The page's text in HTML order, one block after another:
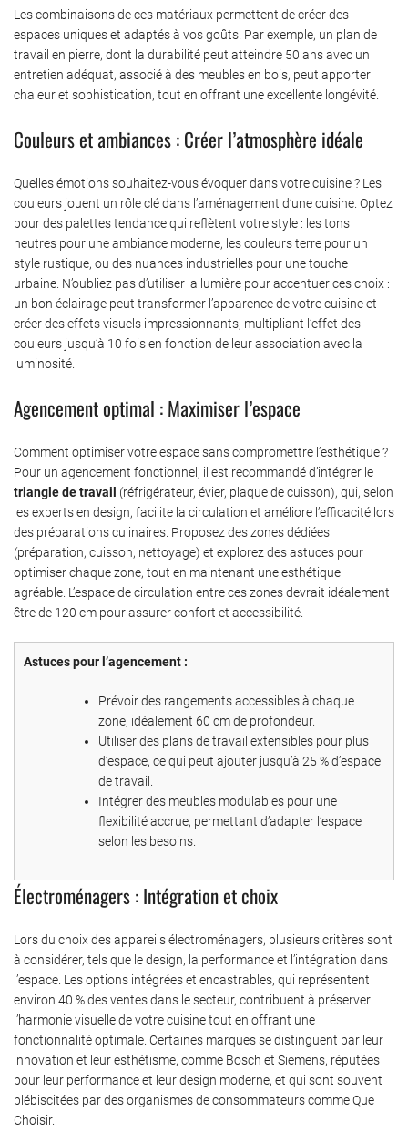
Les combinaisons de ces matériaux permettent de créer des
espaces uniques et adaptés à vos goûts. Par exemple, un plan de
travail en pierre, dont la durabilité peut atteindre 50 ans avec un
entretien adéquat, associé à des meubles en bois, peut apporter
chaleur et sophistication, tout en offrant une excellente longévité.
Couleurs et ambiances : Créer l’atmosphère idéale
Quelles émotions souhaitez-vous évoquer dans votre cuisine ? Les
couleurs jouent un rôle clé dans l’aménagement d’une cuisine. Optez
pour des palettes tendance qui reflètent votre style : les tons
neutres pour une ambiance moderne, les couleurs terre pour un
style rustique, ou des nuances industrielles pour une touche
urbaine. N’oubliez pas d’utiliser la lumière pour accentuer ces choix :
un bon éclairage peut transformer l’apparence de votre cuisine et
créer des effets visuels impressionnants, multipliant l’effet des
couleurs jusqu’à 10 fois en fonction de leur association avec la
luminosité.
Agencement optimal : Maximiser l’espace
Comment optimiser votre espace sans compromettre l’esthétique ?
Pour un agencement fonctionnel, il est recommandé d’intégrer le
triangle de travail (réfrigérateur, évier, plaque de cuisson), qui, selon
les experts en design, facilite la circulation et améliore l’efficacité lors
des préparations culinaires. Proposez des zones dédiées
(préparation, cuisson, nettoyage) et explorez des astuces pour
optimiser chaque zone, tout en maintenant une esthétique
agréable. L’espace de circulation entre ces zones devrait idéalement
être de 120 cm pour assurer confort et accessibilité.
Astuces pour l’agencement :
Prévoir des rangements accessibles à chaque
zone, idéalement 60 cm de profondeur.
Utiliser des plans de travail extensibles pour plus
d’espace, ce qui peut ajouter jusqu’à 25 % d’espace
de travail.
Intégrer des meubles modulables pour une
flexibilité accrue, permettant d’adapter l’espace
selon les besoins.
Électroménagers : Intégration et choix
Lors du choix des appareils électroménagers, plusieurs critères sont
à considérer, tels que le design, la performance et l’intégration dans
l’espace. Les options intégrées et encastrables, qui représentent
environ 40 % des ventes dans le secteur, contribuent à préserver
l’harmonie visuelle de votre cuisine tout en offrant une
fonctionnalité optimale. Certaines marques se distinguent par leur
innovation et leur esthétisme, comme Bosch et Siemens, réputées
pour leur performance et leur design moderne, et qui sont souvent
plébiscitées par des organismes de consommateurs comme Que
Choisir.